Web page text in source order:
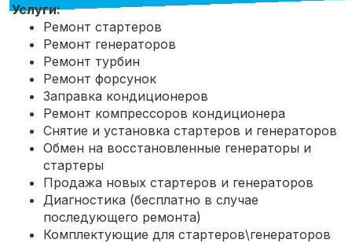
Услуги:
Ремонт стартеров
Ремонт генераторов
Ремонт турбин
Ремонт форсунок
Заправка кондиционеров
Ремонт компрессоров кондиционера
Снятие и установка стартеров и генераторов
Обмен на восстановленные генераторы и
стартеры
Продажа новых стартеров и генераторов
Диагностика (бесплатно в случае
последующего ремонта)
Комплектующие для стартеров\генераторов